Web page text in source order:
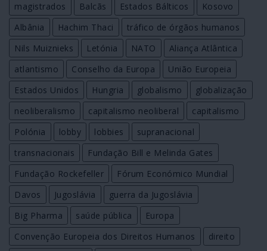
magistrados
Balcãs Estados Bálticos
Kosovo
Albânia
Hachim Thaci
tráfico de órgãos humanos
Nils Muiznieks
Letónia NATO
Aliança Atlântica
atlantismo
Conselho da Europa
União Europeia
Estados Unidos
Hungria globalismo
globalização
neoliberalismo
capitalismo neoliberal
capitalismo
Polónia
lobby lobbies
supranacional
transnacionais
Fundação Bill e Melinda Gates
Fundação Rockefeller
Fórum Económico Mundial
Davos
Jugoslávia
guerra da Jugoslávia
Big Pharma
saúde pública
Europa
Convenção Europeia dos Direitos Humanos
direito